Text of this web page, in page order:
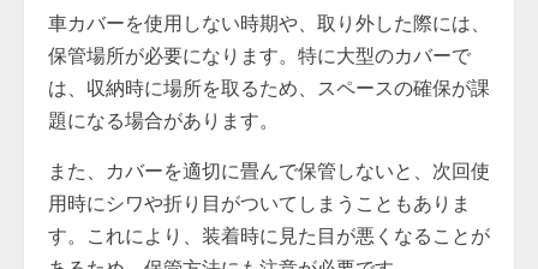
車カバーを使用しない時期や、取り外した際には、
保管場所が必要になります。特に大型のカバーで
は、収納時に場所を取るため、スペースの確保が課
題になる場合があります。
また、カバーを適切に畳んで保管しないと、次回使
用時にシワや折り目がついてしまうこともありま
す。これにより、装着時に見た目が悪くなることが